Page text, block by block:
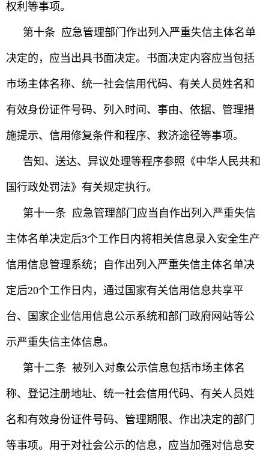
权利等事项。
第十条 应急管理部门作出列入严重失信主体名单
决定的，应当出具书面决定。书面决定内容应当包括
市场主体名称、统一社会信用代码、有关人员姓名和
有效身份证件号码、列入时间、事由、依据、管理措
施提示、信用修复条件和程序、救济途径等事项。
告知、送达、异议处理等程序参照《中华人民共和
国行政处罚法》有关规定执行。
第十一条 应急管理部门应当自作出列入严重失信
主体名单决定后3个工作日内将相关信息录入安全生产
信用信息管理系统；自作出列入严重失信主体名单决
定后20个工作日内，通过国家有关信用信息共享平
台、国家企业信用信息公示系统和部门政府网站等公
示严重失信主体信息。
第十二条 被列入对象公示信息包括市场主体名
称、登记注册地址、统一社会信用代码、有关人员姓
名和有效身份证件号码、管理期限、作出决定的部门
等事项。用于对社会公示的信息，应当加强对信息安